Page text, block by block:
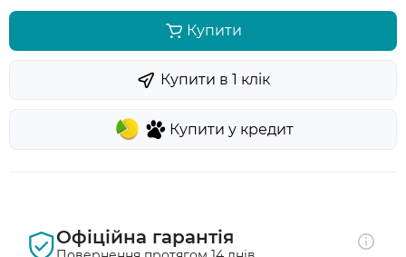
Купити
Купити у кредит
Купити в 1 клiк
Офіційна гарантія